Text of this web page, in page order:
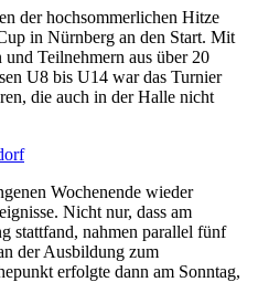
der hochsommerlichen Hitze
in Nürnberg an den Start. Mit
Teilnehmern aus über 20
U8 bis U14 war das Turnier
die auch in der Halle nicht
Wochenende wieder
Nicht nur, dass am
stattfand, nahmen parallel fünf
der Ausbildung zum
erfolgte dann am Sonntag,